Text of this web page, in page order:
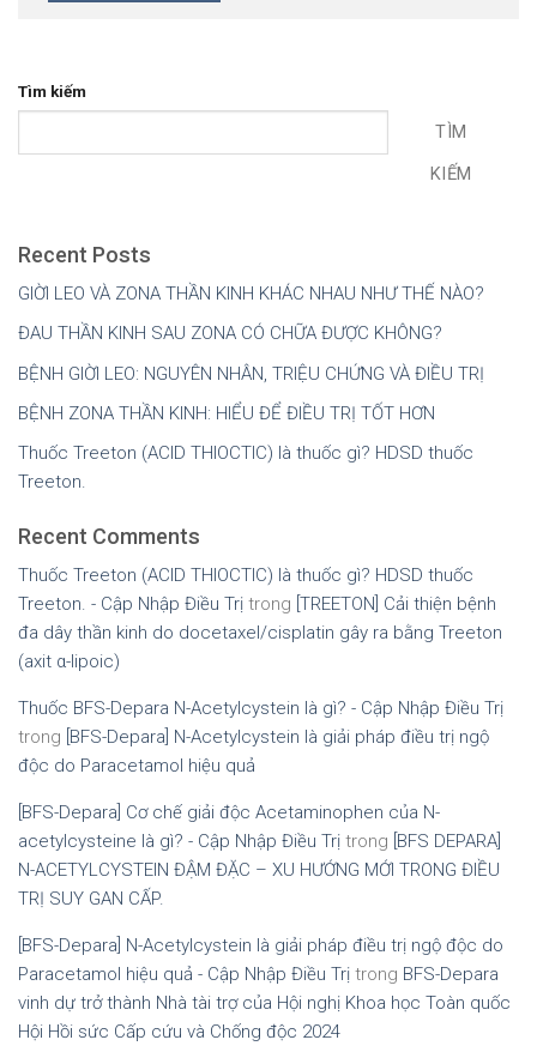
Tìm kiếm
TÌM
KIẾM
Recent Posts
GIỜI LEO VÀ ZONA THẦN KINH KHÁC NHAU NHƯ THẾ NÀO?
ĐAU THẦN KINH SAU ZONA CÓ CHỮA ĐƯỢC KHÔNG?
BỆNH GIỜI LEO: NGUYÊN NHÂN, TRIỆU CHỨNG VÀ ĐIỀU TRỊ
BỆNH ZONA THẦN KINH: HIỂU ĐỂ ĐIỀU TRỊ TỐT HƠN
Thuốc Treeton (ACID THIOCTIC) là thuốc gì? HDSD thuốc
Treeton.
Recent Comments
Thuốc Treeton (ACID THIOCTIC) là thuốc gì? HDSD thuốc
Treeton. - Cập Nhập Điều Trị trong [TREETON] Cải thiện bệnh
đa dây thần kinh do docetaxel/cisplatin gây ra bằng Treeton
(axit α-lipoic)
Thuốc BFS-Depara N-Acetylcystein là gì? - Cập Nhập Điều Trị
trong [BFS-Depara] N-Acetylcystein là giải pháp điều trị ngộ
độc do Paracetamol hiệu quả
[BFS-Depara] Cơ chế giải độc Acetaminophen của N-
acetylcysteine là gì? - Cập Nhập Điều Trị trong [BFS DEPARA]
N-ACETYLCYSTEIN ĐẬM ĐẶC – XU HƯỚNG MỚI TRONG ĐIỀU
TRỊ SUY GAN CẤP.
[BFS-Depara] N-Acetylcystein là giải pháp điều trị ngộ độc do
Paracetamol hiệu quả - Cập Nhập Điều Trị trong BFS-Depara
vinh dự trở thành Nhà tài trợ của Hội nghị Khoa học Toàn quốc
Hội Hồi sức Cấp cứu và Chống độc 2024